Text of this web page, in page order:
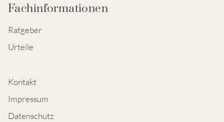
Fachinformationen
Ratgeber
Urteile
Kontakt
Impressum
Datenschutz